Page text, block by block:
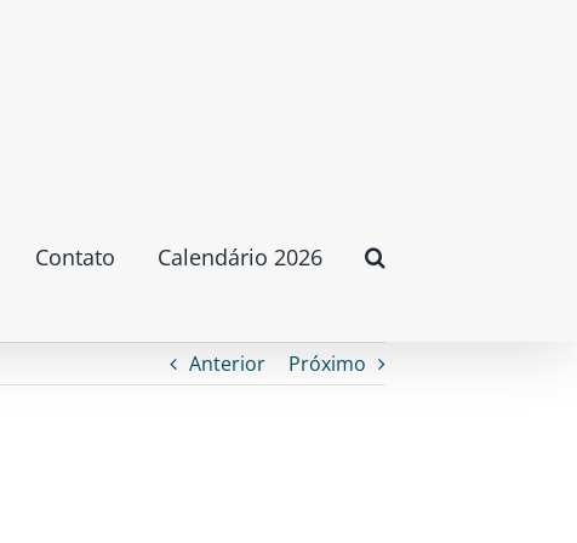
Contato Calendário 2026
Anterior Próximo